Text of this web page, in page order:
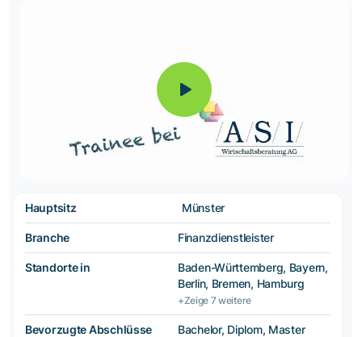
Hauptsitz Münster
Branche Finanzdienstleister
Standorte in
Baden-Württemberg, Bayern,
Berlin, Bremen, Hamburg
+Zeige 7 weitere
Bevorzugte Abschlüsse Bachelor, Diplom, Master